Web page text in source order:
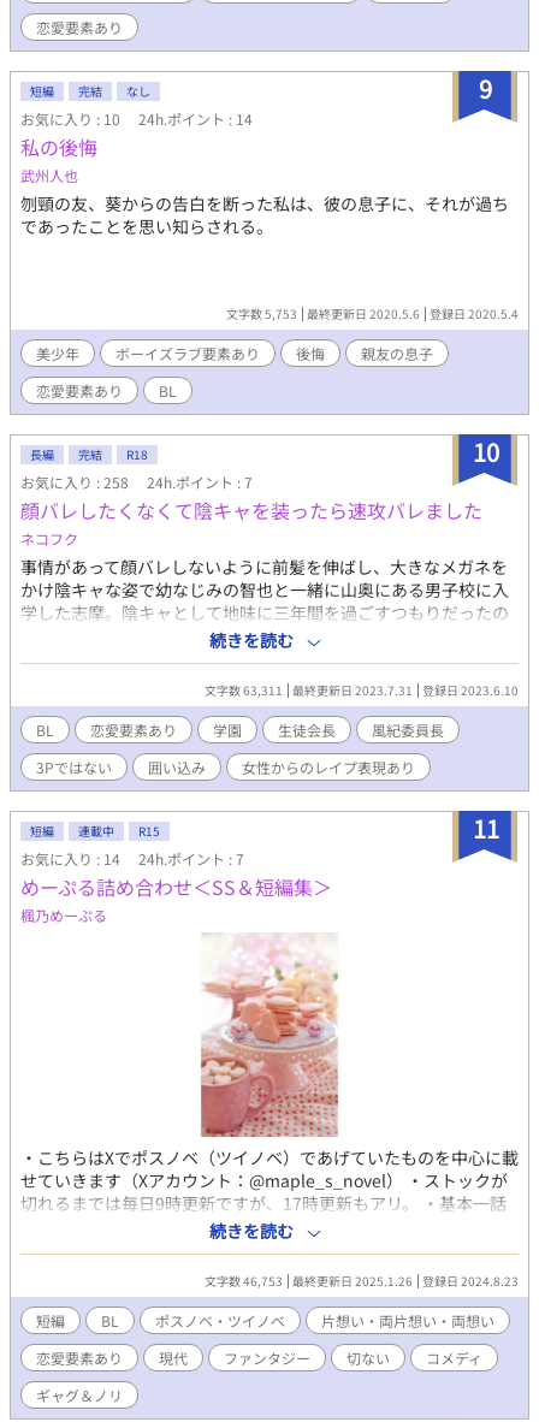
恋愛要素あり
9
短編 完結 なし
お気に入り : 10 24h.ポイント : 14
私の後悔
武州人也
刎頸の友、葵からの告白を断った私は、彼の息子に、それが過ち
であったことを思い知らされる。
文字数 5,753 最終更新日 2020.5.6 登録日 2020.5.4
美少年 ボーイズラブ要素あり 後悔
親友の息子
恋愛要素あり
BL
10
長編 完結 R18
お気に入り : 258 24h.ポイント : 7
顔バレしたくなくて陰キャを装ったら速攻バレました
ネコフク
事情があって顔バレしないように前髪を伸ばし、大きなメガネを
かけ陰キャな姿で幼なじみの智也と一緒に山奥にある男子校に入
学した志摩。陰キャとして地味に三年間を過ごすつもりだったの
に入学当日からオカン属性の智也に担がれ廊下を走られた事によ
り目立たない学園生活グッバイ。せめて顔バレだけはと思ってい
たのにソッコー生徒会長の黒主青藍にバレました。風紀委員長の
如月緋色にもバレたけど志摩の姉兄の説得（脅迫）で守ってもら
える事になったのはいいけど何故かエロ格好いい会長とエロい声
の風紀委員長にグイグイ来られ・・・俺くらくら腰砕けなんです
けど⁉ 生徒会長×主人公、風紀委員長×主人公。３Ｐはありませ
ん。 全１３話、番外編３話、ｉｆの世界２話予定、本編完結済。
その後は多分ゆっくり更新します。 ※６話目に主人公が女にレイ
プされる会話があるのでご注意下さい。 小説家になろうさんで投
稿済。
続きを読む
文字数 63,311 最終更新日 2023.7.31 登録日 2023.6.10
BL 恋愛要素あり 学園 生徒会長
風紀委員長
3Pではない
囲い込み 女性からのレイプ表現あり
11
短編 連載中 R15
お気に入り : 14 24h.ポイント : 7
めーぷる詰め合わせ＜SS＆短編集＞
楓乃めーぷる
・こちらはXでポスノベ（ツイノベ）であげていたものを中心に載
せていきます（Xアカウント：@maple_s_novel） ・ストックが
切れるまでは毎日9時更新ですが、17時更新もアリ。 ・基本一話
完結です。続き物は番号を振ります。 ・自作品の番外編も含みま
す（Xであげていたものを中心に、他サイトに投稿済のお話も投稿
予定です） ・基本はハピエン系ですが、たまにメリバや少し怖い
お話もあります（注意書きアリ。苦手な方はご注意ください。タ
イトルに※が付いてます） ・ギャグとノリと勢いで書いている話
もあります。内容がぶっ飛んでいますがお許しください（笑） ・
ほんのりエロもアリ（R15。タイトルに☆印が付いてます） ・お
題系の話もアリ。 〇〇の日シリーズは、一ノ瀬麻紀さん
（@maki_passetemps）のお題をお借りして書かせていただい
続きを読む
文字数 46,753 最終更新日 2025.1.26 登録日 2024.8.23
短編 BL ポスノベ・ツイノベ
片想い・両片想い・両想い
恋愛要素あり
現代 ファンタジー 切ない
コメディ
ギャグ＆ノリ